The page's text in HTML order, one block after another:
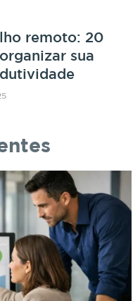
remoto: 20
sua